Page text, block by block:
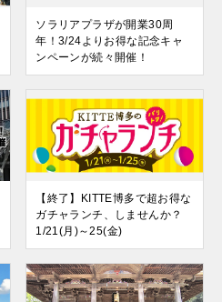
ソラリアプラザが開業30周
年！3/24よりお得な記念キャ
ンペーンが続々開催！
【終了】KITTE博多で超お得な
ガチャランチ、しませんか？
1/21(月)～25(金)